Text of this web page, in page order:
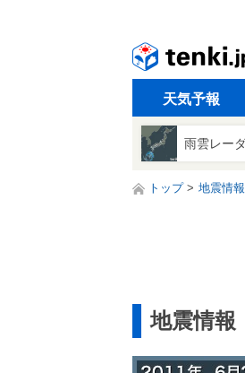
天気予報
雨雲レー
トップ 地震情報
地震情報